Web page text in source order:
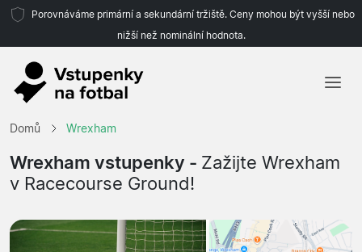
Porovnáváme primární a sekundární tržiště. Ceny mohou být vyšší nebo
nižší než nominální hodnota.
Ligy
Domů Wrexham
Wrexham vstupenky - Zažijte Wrexham
v Racecourse Ground!